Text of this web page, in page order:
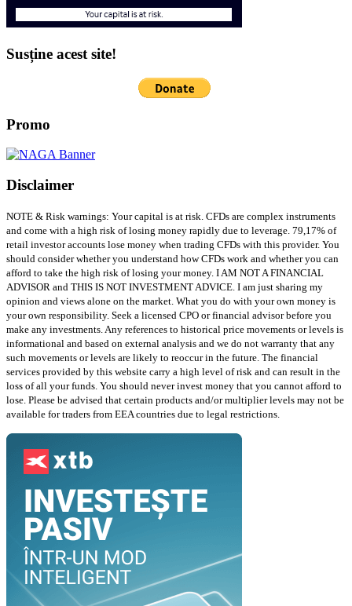
Susține acest site!
Promo
Disclaimer
NOTE & Risk warnings: Your capital is at risk. CFDs are complex instruments
and come with a high risk of losing money rapidly due to leverage. 79,17% of
retail investor accounts lose money when trading CFDs with this provider. You
should consider whether you understand how CFDs work and whether you can
afford to take the high risk of losing your money. I AM NOT A FINANCIAL
ADVISOR and THIS IS NOT INVESTMENT ADVICE. I am just sharing my
opinion and views alone on the market. What you do with your own money is
your own responsibility. Seek a licensed CPO or financial advisor before you
make any investments. Any references to historical price movements or levels is
informational and based on external analysis and we do not warranty that any
such movements or levels are likely to reoccur in the future. The financial
services provided by this website carry a high level of risk and can result in the
loss of all your funds. You should never invest money that you cannot afford to
lose. Please be advised that certain products and/or multiplier levels may not be
available for traders from EEA countries due to legal restrictions.